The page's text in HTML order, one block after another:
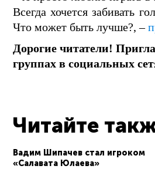
Всегда хочется забивать
Что может быть лучше?, –
Дорогие читатели!
группах в социальных
Читайте
Вадим Шипачев стал игроком
«Салавата Юлаева»